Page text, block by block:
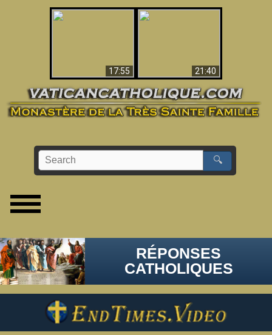
17:55
21:40
🔍
RÉPONSES
CATHOLIQUES